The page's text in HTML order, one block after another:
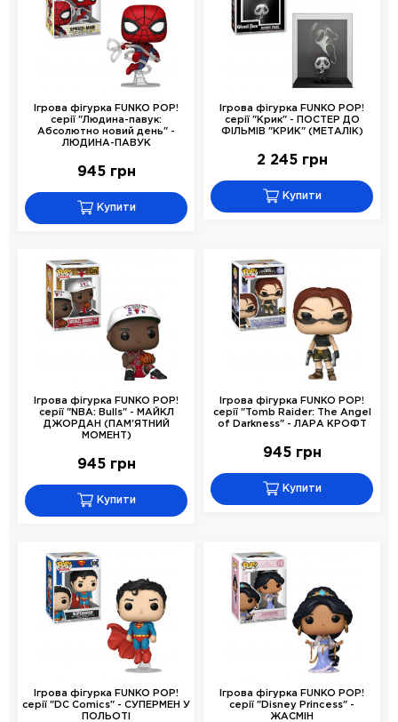
Ігрова фігурка FUNKO POP!
серії "Людина-павук:
Абсолютно новий день" -
ЛЮДИНА-ПАВУК
945 грн
Купити
Ігрова фігурка FUNKO POP!
серії "Крик" - ПОСТЕР ДО
ФІЛЬМІВ "КРИК" (МЕТАЛІК)
2 245 грн
Купити
Ігрова фігурка FUNKO POP!
серії "NBA: Bulls" - МАЙКЛ
ДЖОРДАН (ПАМ'ЯТНИЙ
МОМЕНТ)
945 грн
Купити
Ігрова фігурка FUNKO POP!
серії "Tomb Raider: The Angel
of Darkness" - ЛАРА КРОФТ
945 грн
Купити
Ігрова фігурка FUNKO POP!
серії "DC Comics" - СУПЕРМЕН У
ПОЛЬОТІ
Ігрова фігурка FUNKO POP!
серії "Disney Princess" -
ЖАСМІН